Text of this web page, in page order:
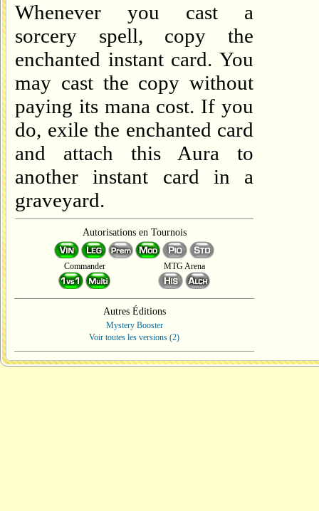
Whenever you cast a
sorcery spell, copy the
enchanted instant card. You
may cast the copy without
paying its mana cost. If you
do, exile the enchanted card
and attach this Aura to
another instant card in a
graveyard.
Autorisations en Tournois
Commander MTG Arena
Autres Éditions
Mystery Booster
Voir toutes les versions (2)